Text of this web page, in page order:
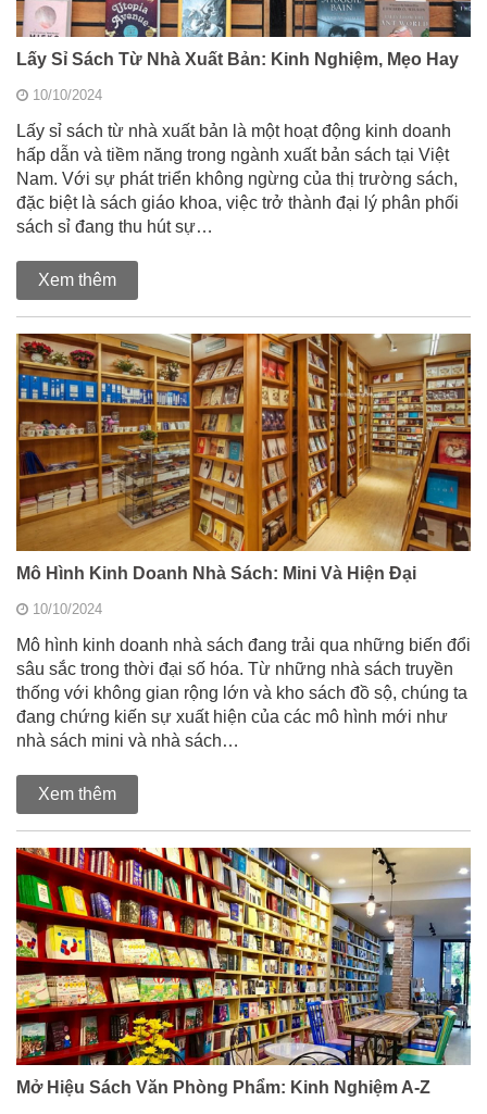
Lấy Sỉ Sách Từ Nhà Xuất Bản: Kinh Nghiệm, Mẹo Hay
10/10/2024
Lấy sỉ sách từ nhà xuất bản là một hoạt động kinh doanh
hấp dẫn và tiềm năng trong ngành xuất bản sách tại Việt
Nam. Với sự phát triển không ngừng của thị trường sách,
đặc biệt là sách giáo khoa, việc trở thành đại lý phân phối
sách sỉ đang thu hút sự…
Xem thêm
Mô Hình Kinh Doanh Nhà Sách: Mini Và Hiện Đại
10/10/2024
Mô hình kinh doanh nhà sách đang trải qua những biến đổi
sâu sắc trong thời đại số hóa. Từ những nhà sách truyền
thống với không gian rộng lớn và kho sách đồ sộ, chúng ta
đang chứng kiến sự xuất hiện của các mô hình mới như
nhà sách mini và nhà sách…
Xem thêm
Mở Hiệu Sách Văn Phòng Phẩm: Kinh Nghiệm A-Z